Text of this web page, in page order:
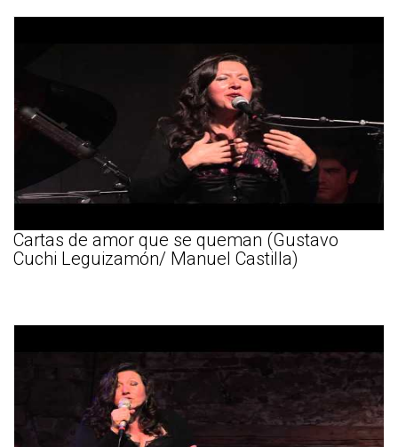
Cartas de amor que se queman (Gustavo
Cuchi Leguizamón/ Manuel Castilla)